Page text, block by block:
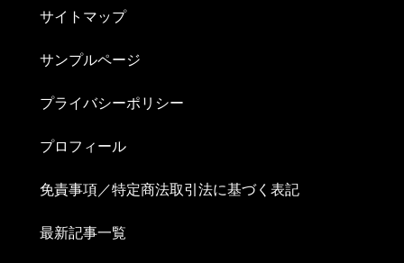
サイトマップ
サンプルページ
プライバシーポリシー
プロフィール
免責事項／特定商法取引法に基づく表記
最新記事一覧